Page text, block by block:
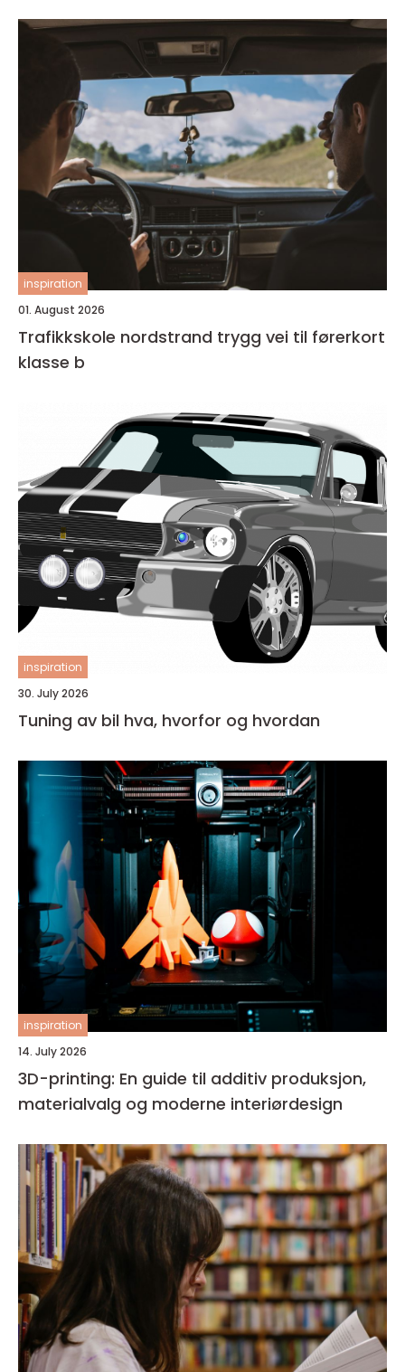
inspiration
01. August 2026
Trafikkskole nordstrand trygg vei til førerkort
klasse b
inspiration
30. July 2026
Tuning av bil hva, hvorfor og hvordan
inspiration
14. July 2026
3D-printing: En guide til additiv produksjon,
materialvalg og moderne interiørdesign